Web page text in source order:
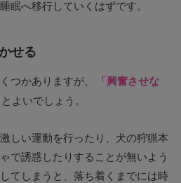
眠へ移行していくはずです。
せる
つかありますが、
「興奮させな
よいでしょう。
しい運動を行ったり、犬の狩猟本
で誘惑したりすることが無いよう
てしまうと、落ち着くまでには時